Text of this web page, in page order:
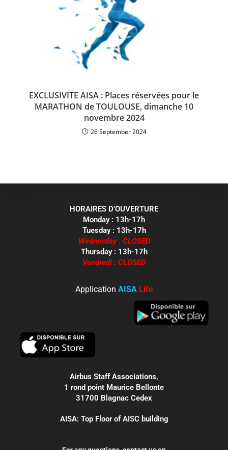
EXCLUSIVITE AISA : Places réservées pour le
MARATHON de TOULOUSE, dimanche 10
novembre 2024
26 September 2024
HORAIRES D’OUVERTURE
Monday : 13h-17h
Tuesday : 13h-17h
Wednesday : CLOSED
Thursday : 13h-17h
Vendredi : CLOSED
Application AISA Life
Airbus Staff Associations,
1 rond point Maurice Bellonte
31700 Blagnac Cedex
AISA: Top Floor of AISC building